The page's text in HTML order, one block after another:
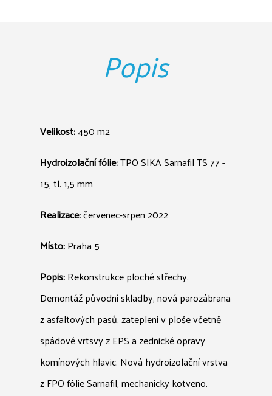
Popis
Velikost:450 m2
Hydroizolační fólie:TPO SIKA Sarnafil TS 77 -
15, tl. 1,5 mm
Realizace:červenec-srpen 2022
Místo:Praha 5
Popis:Rekonstrukce ploché střechy.
Demontáž původní skladby, nová parozábrana
z asfaltových pasů, zateplení v ploše včetně
spádové vrtsvy z EPS a zednické opravy
komínových hlavic. Nová hydroizolační vrstva
z FPO fólie Sarnafil, mechanicky kotveno.